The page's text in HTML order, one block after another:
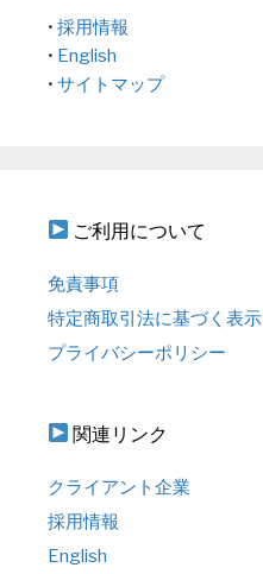
• 採用情報
• English
• サイトマップ
ご利用について
免責事項
特定商取引法に基づく表示
プライバシーポリシー
関連リンク
クライアント企業
採用情報
English